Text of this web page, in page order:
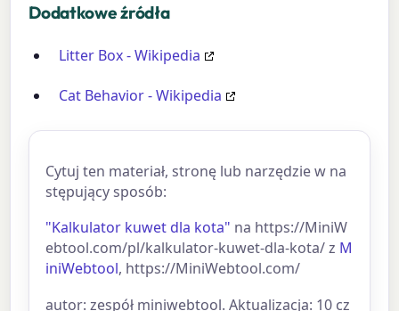
Dodatkowe źródła
Litter Box - Wikipedia
Cat Behavior - Wikipedia
Cytuj ten materiał, stronę lub narzędzie w na
stępujący sposób:
"Kalkulator kuwet dla kota" na https://MiniW
ebtool.com/pl/kalkulator-kuwet-dla-kota/ z M
iniWebtool, https://MiniWebtool.com/
autor: zespół miniwebtool. Aktualizacja: 10 cz